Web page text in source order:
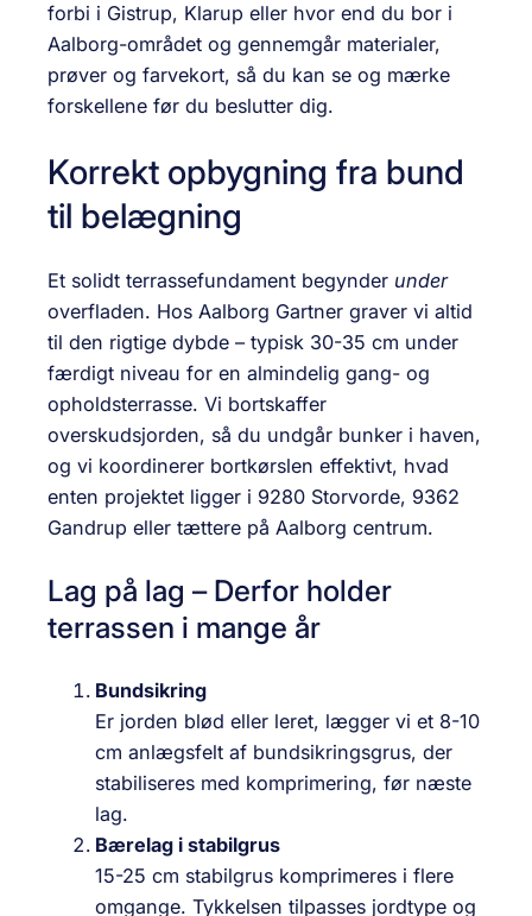
forbi i Gistrup, Klarup eller hvor end du bor i
Aalborg-området og gennemgår materialer,
prøver og farvekort, så du kan se og mærke
forskellene før du beslutter dig.
Korrekt opbygning fra bund
til belægning
Et solidt terrassefundament begynder under
overfladen. Hos Aalborg Gartner graver vi altid
til den rigtige dybde – typisk 30-35 cm under
færdigt niveau for en almindelig gang- og
opholdsterrasse. Vi bortskaffer
overskudsjorden, så du undgår bunker i haven,
og vi koordinerer bortkørslen effektivt, hvad
enten projektet ligger i 9280 Storvorde, 9362
Gandrup eller tættere på Aalborg centrum.
Lag på lag – Derfor holder
terrassen i mange år
Bundsikring
Er jorden blød eller leret, lægger vi et 8-10
cm anlægsfelt af bundsikringsgrus, der
stabiliseres med komprimering, før næste
lag.
Bærelag i stabilgrus
15-25 cm stabilgrus komprimeres i flere
omgange. Tyk­kelsen tilpasses jordtype og